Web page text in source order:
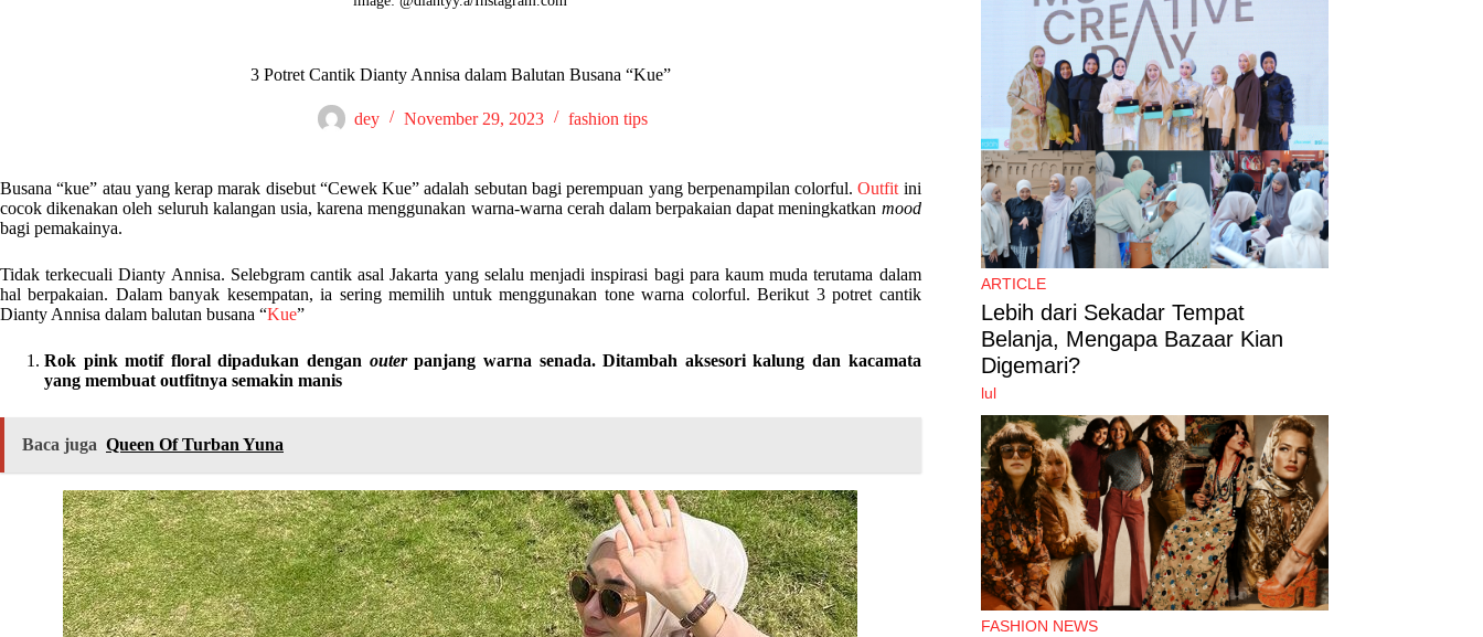
3 Potret Cantik Dianty Annisa dalam Balutan Busana “Kue”
dey November 29, 2023 fashion tips
Busana “kue” atau yang kerap marak disebut “Cewek Kue” adalah sebutan bagi perempuan yang berpenampilan colorful.Outfit ini
cocok dikenakan oleh seluruh kalangan usia, karena menggunakan warna-warna cerah dalam berpakaian dapat meningkatkan mood
bagi pemakainya.
Tidak terkecuali Dianty Annisa. Selebgram cantik asal Jakarta yang selalu menjadi inspirasi bagi para kaum muda terutama dalam
hal berpakaian. Dalam banyak kesempatan, ia sering memilih untuk menggunakan tone warna colorful. Berikut 3 potret cantik
Dianty Annisa dalam balutan busana “Kue”
Rok pink motif floral dipadukan dengan outerpanjang warna senada. Ditambah aksesori kalung dan kacamata
yang membuat outfitnya semakin manis
Baca juga Queen Of Turban Yuna
ARTICLE
Lebih dari Sekadar Tempat
Belanja, Mengapa Bazaar Kian
Digemari?
lul
FASHION NEWS